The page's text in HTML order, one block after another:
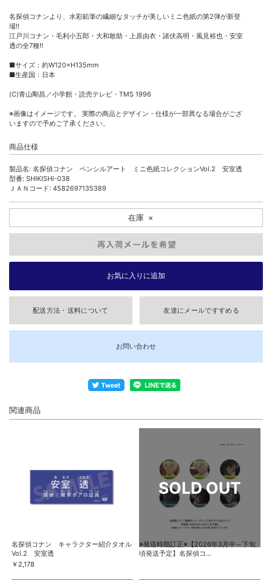
名探偵コナンより、水彩鉛筆の繊細なタッチが美しいミニ色紙の第2弾が新登
場!!
江戸川コナン・毛利小五郎・大和敢助・上原由衣・諸伏高明・風見裕也・安室
透の全7種!!
■サイズ：約W120×H135mm
■生産国：日本
(C)青山剛昌／小学館・読売テレビ・TMS 1996
※画像はイメージです。 実際の商品とデザイン・仕様が一部異なる場合がござ
いますので予めご了承ください。
商品仕様
製品名: 名探偵コナン ペンシルアート ミニ色紙コレクションVol.2 安室透
型番: SHIKISHI-038
ＪＡＮコード: 4582697135389
在庫 ×
配送方法・送料について 友達にメールですすめる
お問い合わせ
関連商品
名探偵コナン キャラクター紹介タオル
Vol.2 安室透
￥2,178
※発送時期訂正※【2026年3月中～下旬
頃発送予定】名探偵コ...